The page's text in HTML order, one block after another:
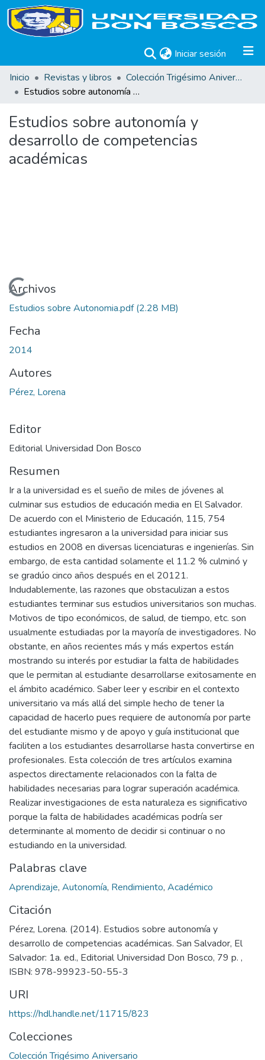
Iniciar sesión (current)
Inicio
Revistas y libros
Colección Trigésimo Aniversario
Estudios sobre autonomía y desarrollo de competencias académicas
Estudios sobre autonomía y
desarrollo de competencias
académicas
Cargando...
Archivos
Estudios sobre Autonomia.pdf(2.28 MB)
Fecha
2014
Autores
Pérez, Lorena
Editor
Editorial Universidad Don Bosco
Resumen
Ir a la universidad es el sueño de miles de jóvenes al
culminar sus estudios de educación media en El Salvador.
De acuerdo con el Ministerio de Educación, 115, 754
estudiantes ingresaron a la universidad para iniciar sus
estudios en 2008 en diversas licenciaturas e ingenierías. Sin
embargo, de esta cantidad solamente el 11.2 % culminó y
se gradúo cinco años después en el 20121.
Indudablemente, las razones que obstaculizan a estos
estudiantes terminar sus estudios universitarios son muchas.
Motivos de tipo económicos, de salud, de tiempo, etc. son
usualmente estudiadas por la mayoría de investigadores. No
obstante, en años recientes más y más expertos están
mostrando su interés por estudiar la falta de habilidades
que le permitan al estudiante desarrollarse exitosamente en
el ámbito académico. Saber leer y escribir en el contexto
universitario va más allá del simple hecho de tener la
capacidad de hacerlo pues requiere de autonomía por parte
del estudiante mismo y de apoyo y guía institucional que
faciliten a los estudiantes desarrollarse hasta convertirse en
profesionales. Esta colección de tres artículos examina
aspectos directamente relacionados con la falta de
habilidades necesarias para lograr superación académica.
Realizar investigaciones de esta naturaleza es significativo
porque la falta de habilidades académicas podría ser
determinante al momento de decidir si continuar o no
estudiando en la universidad.
Palabras clave
Aprendizaje, Autonomía, Rendimiento, Académico
Citación
Pérez, Lorena. (2014). Estudios sobre autonomía y
desarrollo de competencias académicas. San Salvador, El
Salvador: 1a. ed., Editorial Universidad Don Bosco, 79 p. ,
ISBN: 978-99923-50-55-3
URI
https://hdl.handle.net/11715/823
Colecciones
Colección Trigésimo Aniversario